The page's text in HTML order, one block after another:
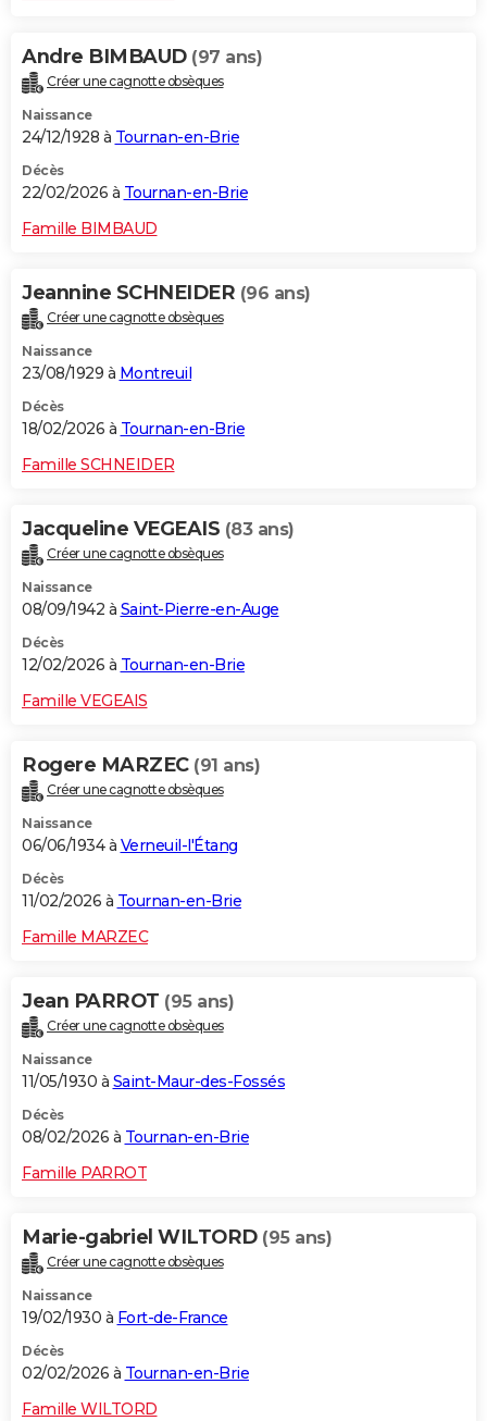
Andre BIMBAUD (97 ans)
Créer une cagnotte obsèques
Naissance
24/12/1928 à Tournan-en-Brie
Décès
22/02/2026 à Tournan-en-Brie
Famille BIMBAUD
Jeannine SCHNEIDER (96 ans)
Créer une cagnotte obsèques
Naissance
23/08/1929 à Montreuil
Décès
18/02/2026 à Tournan-en-Brie
Famille SCHNEIDER
Jacqueline VEGEAIS (83 ans)
Créer une cagnotte obsèques
Naissance
08/09/1942 à Saint-Pierre-en-Auge
Décès
12/02/2026 à Tournan-en-Brie
Famille VEGEAIS
Rogere MARZEC (91 ans)
Créer une cagnotte obsèques
Naissance
06/06/1934 à Verneuil-l'Étang
Décès
11/02/2026 à Tournan-en-Brie
Famille MARZEC
Jean PARROT (95 ans)
Créer une cagnotte obsèques
Naissance
11/05/1930 à Saint-Maur-des-Fossés
Décès
08/02/2026 à Tournan-en-Brie
Famille PARROT
Marie-gabriel WILTORD (95 ans)
Créer une cagnotte obsèques
Naissance
19/02/1930 à Fort-de-France
Décès
02/02/2026 à Tournan-en-Brie
Famille WILTORD